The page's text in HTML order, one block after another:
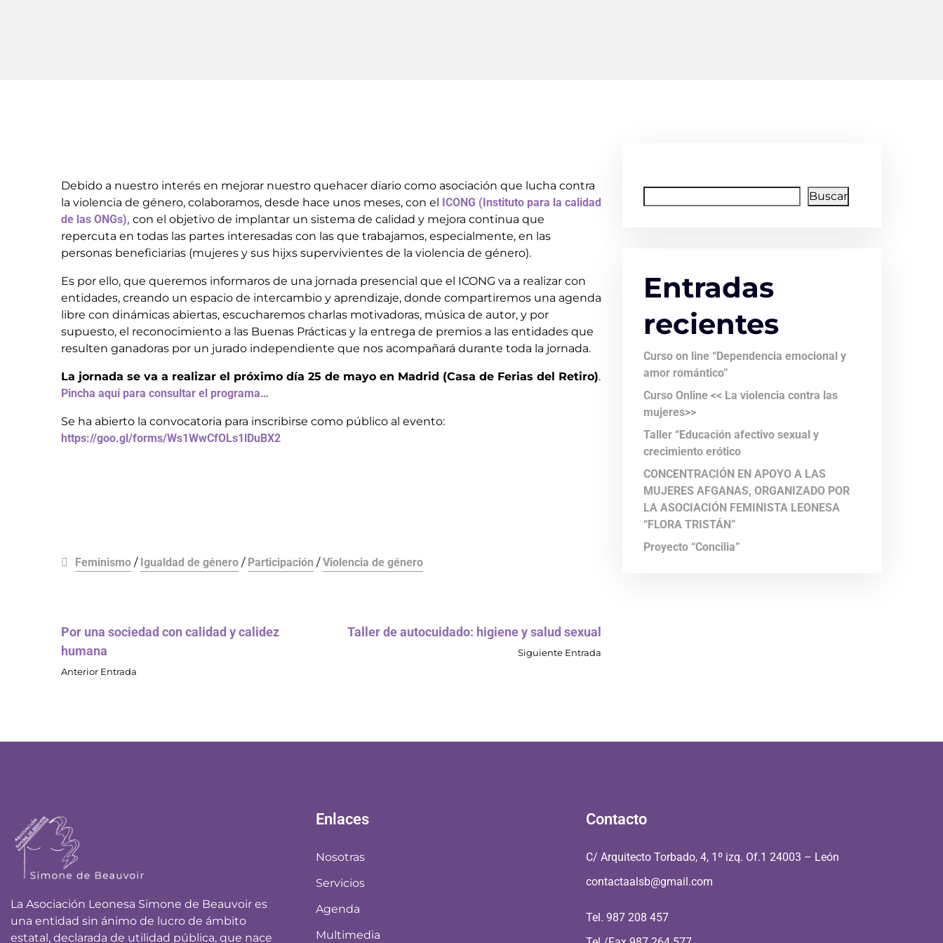
Debido a nuestro interés en mejorar nuestro quehacer diario como asociación que lucha contra
la violencia de género, colaboramos, desde hace unos meses, con el
ICONG (Instituto para la calidad
de las ONGs), con el objetivo de implantar un sistema de calidad y mejora continua que
repercuta en todas las partes interesadas con las que trabajamos, especialmente, en las
personas beneficiarias (mujeres y sus hijxs supervivientes de la violencia de género).
Es por ello, que queremos informaros de una jornada presencial que el ICONG va a realizar con
entidades, creando un espacio de intercambio y aprendizaje, donde compartiremos una agenda
libre con dinámicas abiertas, escucharemos charlas motivadoras, música de autor, y por
supuesto, el reconocimiento a las Buenas Prácticas y la entrega de premios a las entidades que
resulten ganadoras por un jurado independiente que nos acompañará durante toda la jornada.
La jornada se va a realizar el próximo día 25 de mayo en Madrid (Casa de Ferias del Retiro).
Pincha aquí para consultar el programa…
Se ha abierto la convocatoria para inscribirse como público al evento:
https://goo.gl/forms/Ws1WwCfOLs1lDuBX2
Feminismo / Igualdad de género / Participación /Violencia de género
Por una sociedad con calidad y calidez
humana
Anterior Entrada
Taller de autocuidado: higiene y salud sexual
Siguiente Entrada
Buscar
Entradas
recientes
Curso on line “Dependencia emocional y
amor romántico”
Curso Online << La violencia contra las
mujeres>>
Taller “Educación afectivo sexual y
crecimiento erótico
CONCENTRACIÓN EN APOYO A LAS
MUJERES AFGANAS, ORGANIZADO POR
LA ASOCIACIÓN FEMINISTA LEONESA
“FLORA TRISTÁN”
Proyecto “Concilia”
La Asociación Leonesa Simone de Beauvoir es
una entidad sin ánimo de lucro de ámbito
estatal, declarada de utilidad pública, que nace
Enlaces
Nosotras
Servicios
Agenda
Multimedia
Contacto
C/ Arquitecto Torbado, 4, 1º izq. Of.1 24003 – León
contactaalsb@gmail.com
Tel. 987 208 457